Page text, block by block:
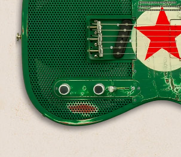
HiFi